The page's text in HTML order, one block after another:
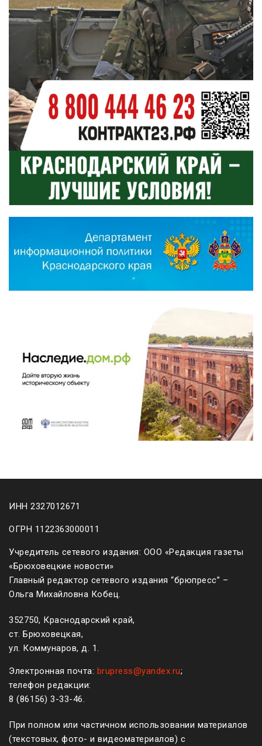
ИНН 2327012671
ОГРН 1122363000011
Учредитель сетевого издания: ООО «Редакция газеты
«Брюховецкие новости»
Главный редактор сетевого издания “брюпресс” –
Ольга Михайловна Кобец.
352750, Краснодарский край,
ст. Брюховецкая,
ул. Коммунаров, д. 1.
Электронная почта: brupress@yandex.ru;
телефон редакции:
8 (861 56) 3-33-46.
При полном или частичном использовании материалов
(текстовых, фото- и видеоматериалов) с